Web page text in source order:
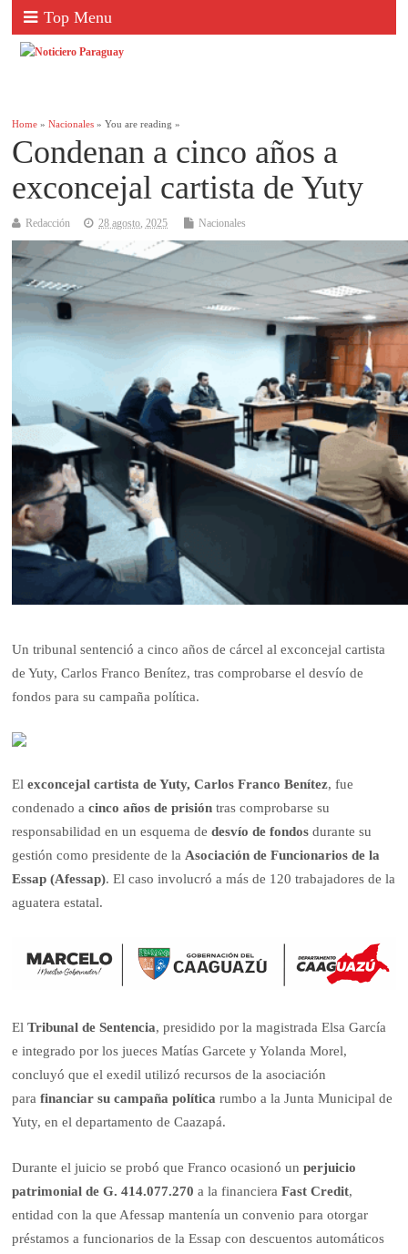
Top Menu
Home »Nacionales » You are reading »
Condenan a cinco años a
exconcejal cartista de Yuty
Redacción 28 agosto, 2025 Nacionales
Un tribunal sentenció a cinco años de cárcel al exconcejal cartista
de Yuty, Carlos Franco Benítez, tras comprobarse el desvío de
fondos para su campaña política.
Elexconcejal cartista de Yuty, Carlos Franco Benítez, fue
condenado acinco años de prisión tras comprobarse su
responsabilidad en un esquema dedesvío de fondos durante su
gestión como presidente de laAsociación de Funcionarios de la
Essap (Afessap). El caso involucró a más de 120 trabajadores de la
aguatera estatal.
ElTribunal de Sentencia, presidido por la magistrada Elsa García
e integrado por los jueces Matías Garcete y Yolanda Morel,
concluyó que el exedil utilizó recursos de la asociación
parafinanciar su campaña política rumbo a la Junta Municipal de
Yuty, en el departamento de Caazapá.
Durante el juicio se probó que Franco ocasionó unperjuicio
patrimonial de G. 414.077.270 a la financieraFast Credit,
entidad con la que Afessap mantenía un convenio para otorgar
préstamos a funcionarios de la Essap con descuentos automáticos